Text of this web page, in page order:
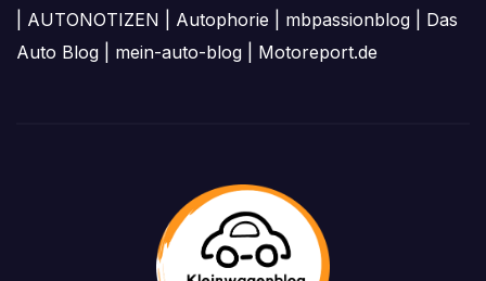
AUTONOTIZEN Autophorie mbpassionblog
Das
Auto Blog
mein-auto-blog Motoreport.de